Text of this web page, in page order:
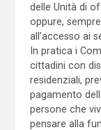
delle Unità di
oppure,
all’accesso ai
In pratica i
cittadini con
residenziali,
pagamento
persone che
pensare alla